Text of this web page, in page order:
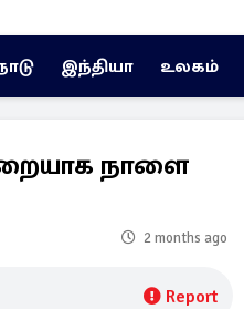
இந்தியா உலகம்
நாளை
2 months ago
Report